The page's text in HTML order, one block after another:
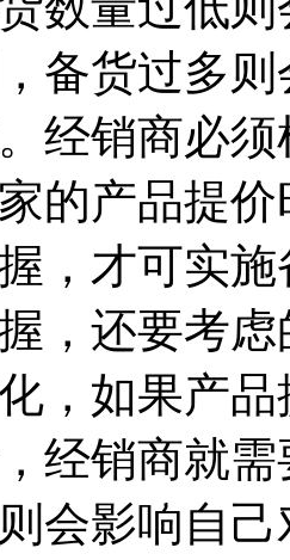
备货过多
经销商必
的产品提
，才可实
，还要考
，如果产
经销商就
会影响自